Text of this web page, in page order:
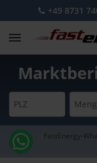
+49 8731
PLZ
FastEnergy-